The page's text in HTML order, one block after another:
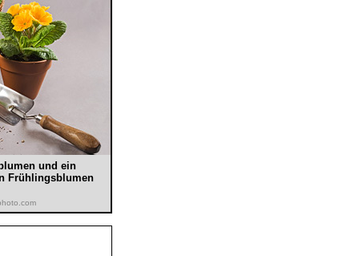
und ein
Frühlingsblumen